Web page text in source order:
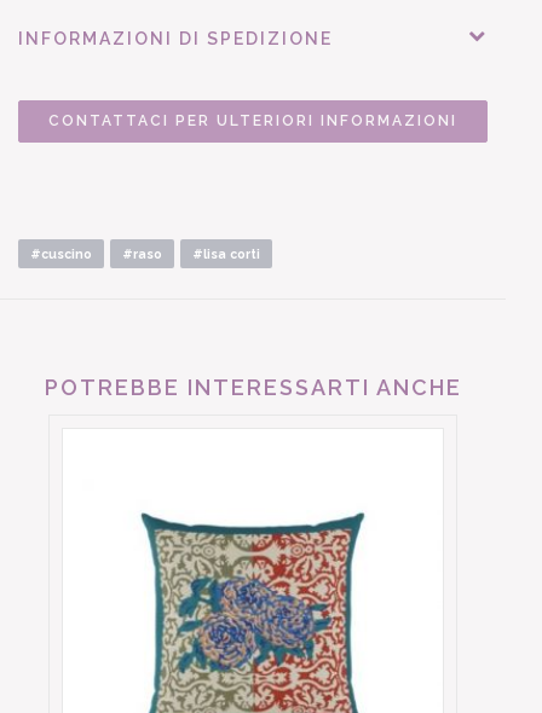
INFORMAZIONI DI SPEDIZIONE
CONTATTACI PER ULTERIORI INFORMAZIONI
#cuscino #raso #lisa corti
POTREBBE INTERESSARTI ANCHE